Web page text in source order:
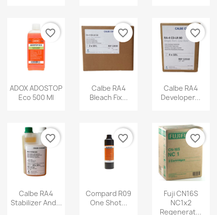
ADOX ADOSTOP
Eco 500 Ml
favorite_border
Calbe RA4
Bleach Fix...
favorite_border
Calbe RA4
Developer...
favorite_border
Calbe RA4
Stabilizer And...
favorite_border
Compard R09
One Shot...
favorite_border
Fuji CN16S
NC1x2
Regenerat...
favorite_border